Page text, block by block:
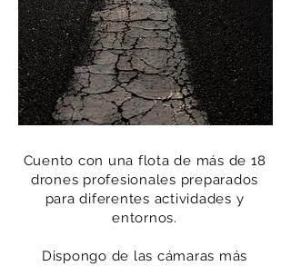
Cuento con una flota de más de 18
drones profesionales preparados
para diferentes actividades y
entornos.
Dispongo de las cámaras más